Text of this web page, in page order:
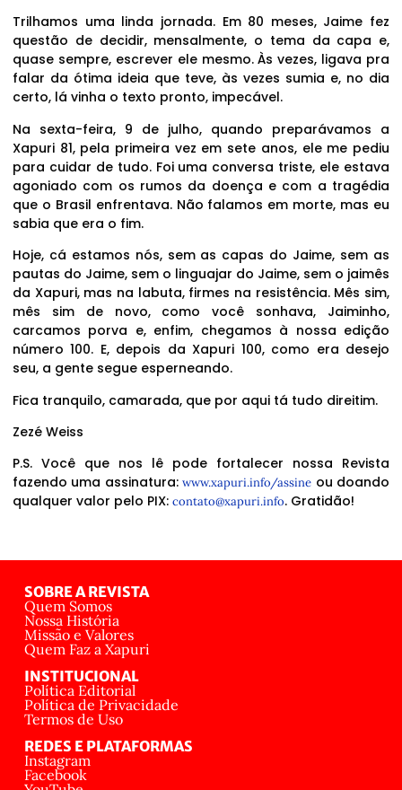
Trilhamos uma linda jornada. Em 80 meses, Jaime fez
questão de decidir, mensalmente, o tema da capa e,
quase sempre, escrever ele mesmo. Às vezes, ligava pra
falar da ótima ideia que teve, às vezes sumia e, no dia
certo, lá vinha o texto pronto, impecável.
Na sexta-feira, 9 de julho, quando preparávamos a
Xapuri 81, pela primeira vez em sete anos, ele me pediu
para cuidar de tudo. Foi uma conversa triste, ele estava
agoniado com os rumos da doença e com a tragédia
que o Brasil enfrentava. Não falamos em morte, mas eu
sabia que era o fim.
Hoje, cá estamos nós, sem as capas do Jaime, sem as
pautas do Jaime, sem o linguajar do Jaime, sem o jaimês
da Xapuri, mas na labuta, firmes na resistência. Mês sim,
mês sim de novo, como você sonhava, Jaiminho,
carcamos porva e, enfim, chegamos à nossa edição
número 100. E, depois da Xapuri 100, como era desejo
seu, a gente segue esperneando.
Fica tranquilo, camarada, que por aqui tá tudo direitim.
Zezé Weiss
P.S. Você que nos lê pode fortalecer nossa Revista
fazendo uma assinatura:www.xapuri.info/assine ou doando
qualquer valor pelo PIX: contato@xapuri.info. Gratidão!
SOBRE A REVISTA
Quem Somos
Nossa História
Missão e Valores
Quem Faz a Xapuri
INSTITUCIONAL
Política Editorial
Política de Privacidade
Termos de Uso
REDES E PLATAFORMAS
Instagram
Facebook